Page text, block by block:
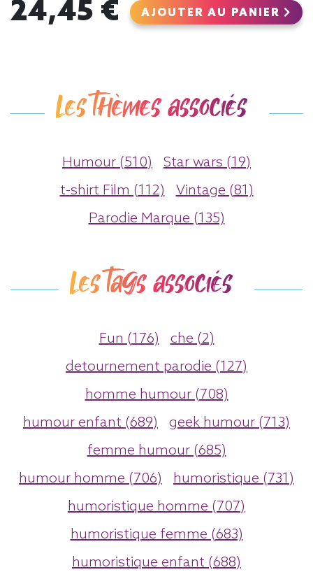
24,45 € AJOUTER AU PANIER
Les thèmes associés
Humour (510)
Star wars (19)
t-shirt Film (112)
Vintage (81)
Parodie Marque (135)
Les tags associés
Fun (176)
che (2)
detournement parodie (127)
homme humour (708)
humour enfant (689)
geek humour (713)
femme humour (685)
humour homme (706)
humoristique (731)
humoristique homme (707)
humoristique femme (683)
humoristique enfant (688)